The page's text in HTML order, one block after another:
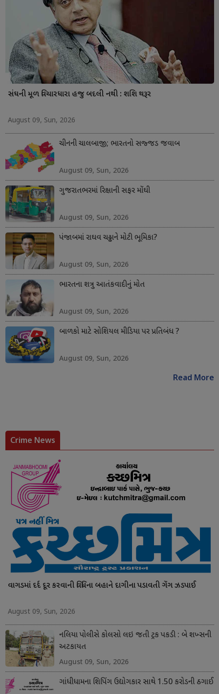
સંઘની મૂળ વિચારધારા હજુ બદલી નથી : શશિ થરૂર
August 09, Sun, 2026
ચીનની ચાલબાજી; ભારતનો સજ્જડ જવાબ
August 09, Sun, 2026
ગુજરાતભરમાં રિક્ષાની સફર મોંઘી
August 09, Sun, 2026
પંજાબમાં રાઘવ ચઢ્ઢાને મોટી ભૂમિકા?
August 09, Sun, 2026
ભારતના શત્રુ આતંકવાદીનું મોત
August 09, Sun, 2026
બાળકો માટે સોશિયલ મીડિયા પર પ્રતિબંધ ?
August 09, Sun, 2026
Read More
Crime News
વાગડમાં દર્દ દૂર કરવાની વિધિના બહાને દાગીના પડાવતી ગેંગ ઝડપાઈ
August 09, Sun, 2026
નલિયા પોલીસે કોલસો લઇ જતી ટ્રક પકડી : બે શખ્સની
અટકાયત
August 09, Sun, 2026
ગાંધીધામના શિપિંગ ઉદ્યોગકાર સાથે 1.50 કરોડની ઠગાઈ